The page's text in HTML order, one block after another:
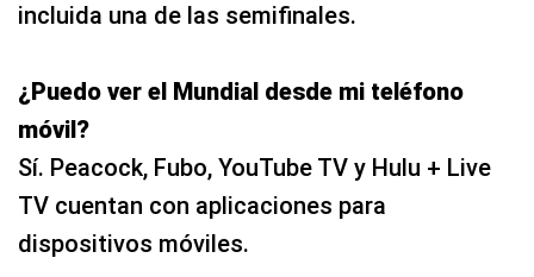
incluida una de las semifinales.
¿Puedo ver el Mundial desde mi teléfono
móvil?
Sí. Peacock, Fubo, YouTube TV y Hulu + Live
TV cuentan con aplicaciones para
dispositivos móviles.